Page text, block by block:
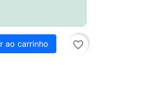
ao carrinho favorite_border